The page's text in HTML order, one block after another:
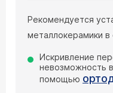
Рекомендуется
металлокерамики
Искривление
невозможность
помощью